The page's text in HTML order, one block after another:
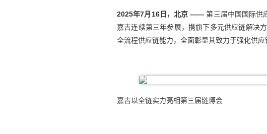
2025年7月16日，北京—— 第三届中国国际供
嘉吉连续第三年参展，携旗下多元供应链解决
全流程供应链能力，全面彰显其致力于强化供
嘉吉以全链实力亮相第三届链博会